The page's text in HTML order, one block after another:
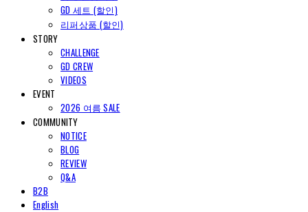
GD 세트 (할인)
리퍼상품 (할인)
STORY
CHALLENGE
GD CREW
VIDEOS
EVENT
2026 여름 SALE
COMMUNITY
NOTICE
BLOG
REVIEW
Q&A
B2B
English